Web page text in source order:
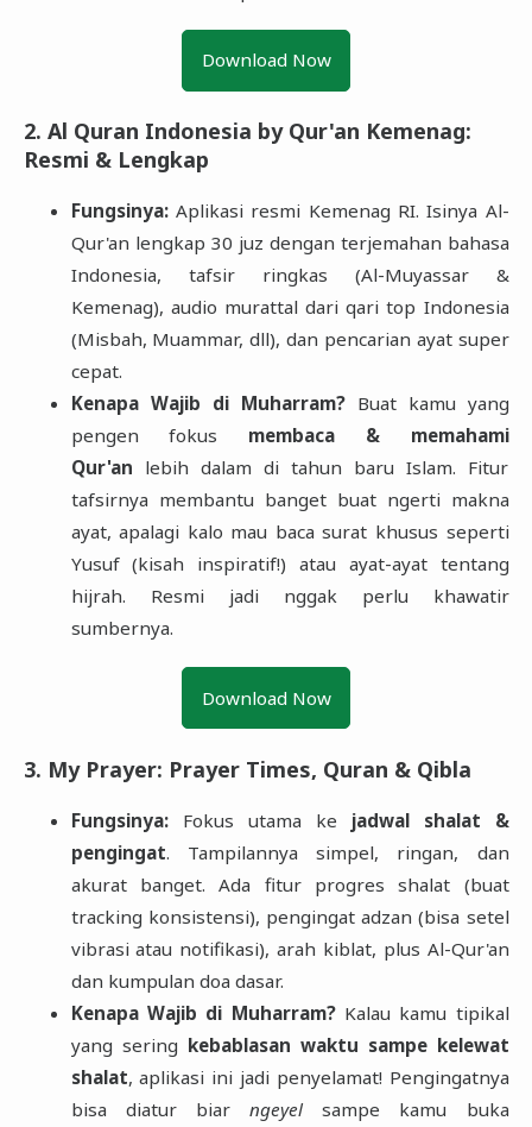
Download Now
2. Al Quran Indonesia by Qur'an Kemenag:
Resmi & Lengkap
Fungsinya:Aplikasi resmi Kemenag RI. Isinya Al-
Qur'an lengkap 30 juz dengan terjemahan bahasa
Indonesia, tafsir ringkas (Al-Muyassar &
Kemenag), audio murattal dari qari top Indonesia
(Misbah, Muammar, dll), dan pencarian ayat super
cepat.
Kenapa Wajib di Muharram?Buat kamu yang
pengen fokus membaca & memahami
Qur'an lebih dalam di tahun baru Islam. Fitur
tafsirnya membantu banget buat ngerti makna
ayat, apalagi kalo mau baca surat khusus seperti
Yusuf (kisah inspiratif!) atau ayat-ayat tentang
hijrah. Resmi jadi nggak perlu khawatir
sumbernya.
Download Now
3. My Prayer: Prayer Times, Quran & Qibla
Fungsinya:Fokus utama ke jadwal shalat &
pengingat. Tampilannya simpel, ringan, dan
akurat banget. Ada fitur progres shalat (buat
tracking konsistensi), pengingat adzan (bisa setel
vibrasi atau notifikasi), arah kiblat, plus Al-Qur'an
dan kumpulan doa dasar.
Kenapa Wajib di Muharram?Kalau kamu tipikal
yang sering kebablasan waktu sampe kelewat
shalat, aplikasi ini jadi penyelamat! Pengingatnya
bisa diatur biar ngeyelsampe kamu buka